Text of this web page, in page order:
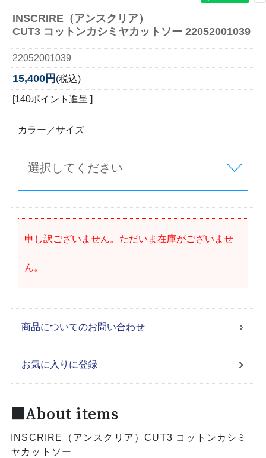
INSCRIRE（アンスクリア）
CUT3 コットンカシミヤカットソー 22052001039
22052001039
15,400円 (税込)
[140ポイント進呈 ]
カラー／サイズ
申し訳ございません。ただいま在庫がございませ
ん。
商品についてのお問い合わせ
お気に入りに登録
■About items
INSCRIRE（アンスクリア）CUT3 コットンカシミ
ヤカットソー